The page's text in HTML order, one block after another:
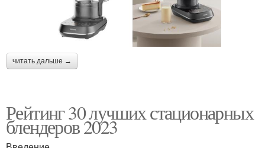
читать дальше →
Рейтинг 30 лучших стационарных
блендеров 2023